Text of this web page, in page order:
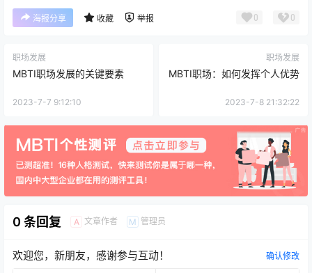
海报分享 收藏 举报 0 0
职场发展
MBTI职场发展的关键要素
2023-7-7 9:12:10
职场发展
MBTI职场：如何发挥个人优势
2023-7-8 21:32:22
0 条回复 A 文章作者 M 管理员
欢迎您，新朋友，感谢参与互动！ 确认修改